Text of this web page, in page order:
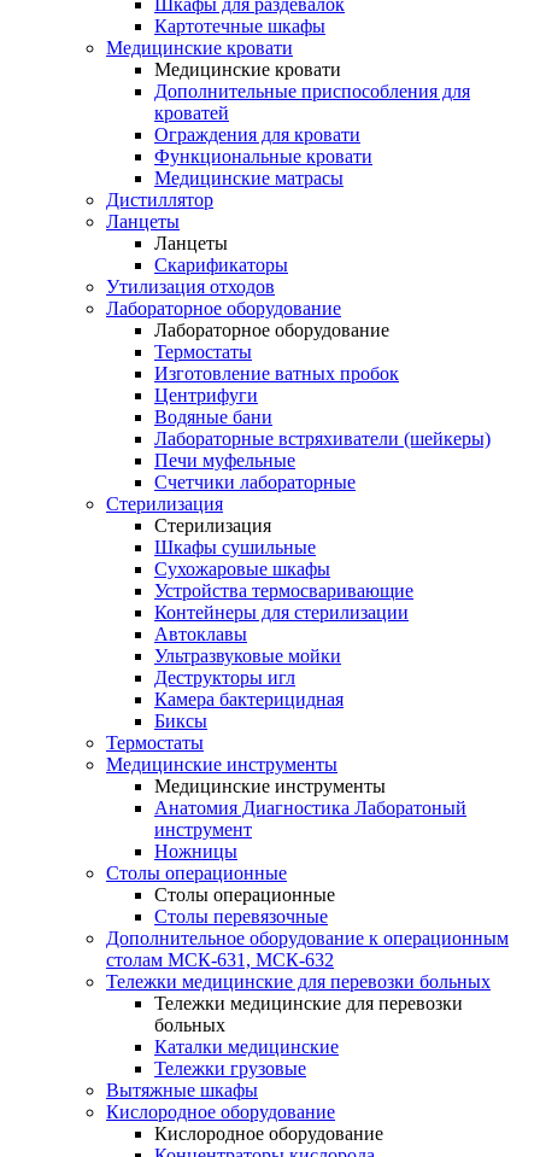
Шкафы для раздевалок
Картотечные шкафы
Медицинские кровати
Медицинские кровати
Дополнительные приспособления для
кроватей
Ограждения для кровати
Функциональные кровати
Медицинские матрасы
Дистиллятор
Ланцеты
Ланцеты
Скарификаторы
Утилизация отходов
Лабораторное оборудование
Лабораторное оборудование
Термостаты
Изготовление ватных пробок
Центрифуги
Водяные бани
Лабораторные встряхиватели (шейкеры)
Печи муфельные
Счетчики лабораторные
Стерилизация
Стерилизация
Шкафы сушильные
Сухожаровые шкафы
Устройства термосваривающие
Контейнеры для стерилизации
Автоклавы
Ультразвуковые мойки
Деструкторы игл
Камера бактерицидная
Биксы
Термостаты
Медицинские инструменты
Медицинские инструменты
Анатомия Диагностика Лаборатоный
инструмент
Ножницы
Столы операционные
Столы операционные
Столы перевязочные
Дополнительное оборудование к операционным
столам МСК-631, МСК-632
Тележки медицинские для перевозки больных
Тележки медицинские для перевозки
больных
Каталки медицинские
Тележки грузовые
Вытяжные шкафы
Кислородное оборудование
Кислородное оборудование